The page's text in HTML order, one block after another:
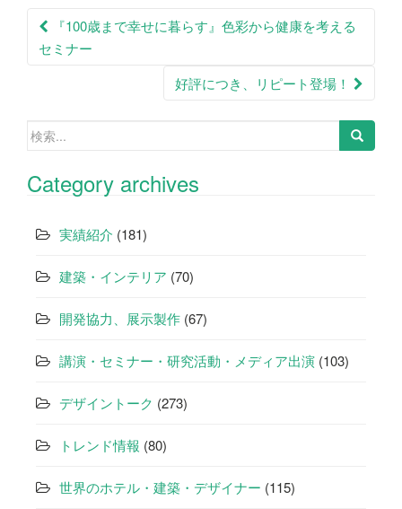
投
稿
ゲ
ー
ョ
ン
『100歳まで幸せに暮らす』色彩から健康を考える
セミナー
好評につき、リピート登場！
検
Category archives
実績紹介 (181)
建築・インテリア (70)
開発協力、展示製作 (67)
講演・セミナー・研究活動・メディア出演 (103)
デザイントーク (273)
トレンド情報 (80)
世界のホテル・建築・デザイナー (115)